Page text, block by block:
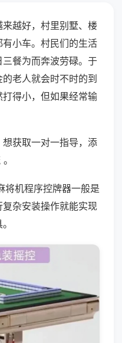
越好，村里别墅、楼
小车。村民们的生活
餐为而奔波劳碌。于
老人就会时不时的到
得小，但如果经常输
获取一对一指导，添
将机程序控牌器一般是
杂安装操作就能实现